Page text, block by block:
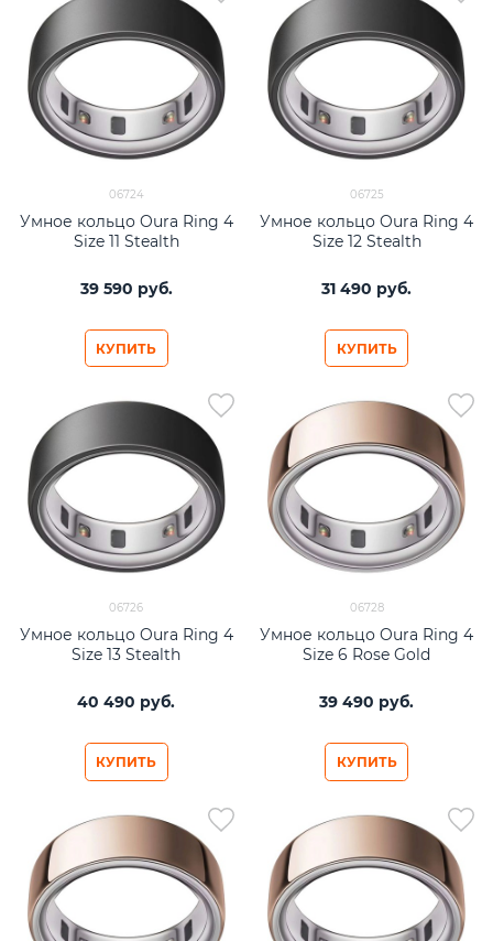
06724
Умное кольцо Oura Ring 4
Size 11 Stealth
39 590 руб.
КУПИТЬ
06725
Умное кольцо Oura Ring 4
Size 12 Stealth
31 490 руб.
КУПИТЬ
06726
Умное кольцо Oura Ring 4
Size 13 Stealth
40 490 руб.
КУПИТЬ
06728
Умное кольцо Oura Ring 4
Size 6 Rose Gold
39 490 руб.
КУПИТЬ